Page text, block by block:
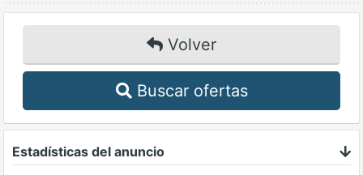
Volver
Buscar ofertas
Estadísticas del anuncio